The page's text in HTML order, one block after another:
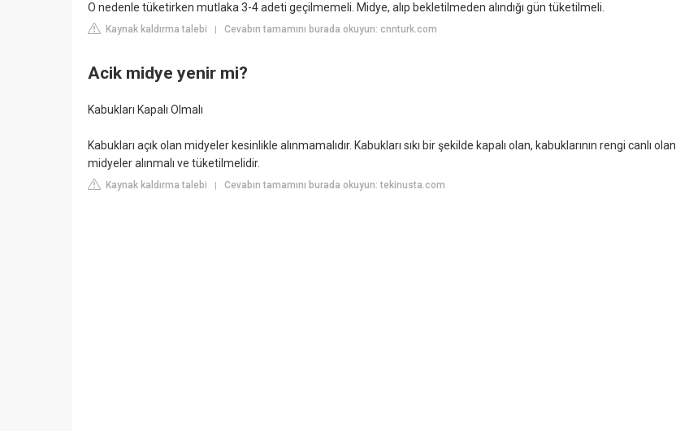
O nedenle tüketirken mutlaka 3-4 adeti geçilmemeli. Midye, alıp bekletilmeden alındığı gün tüketilmeli.
Kaynak kaldırma talebi Cevabın tamamını burada okuyun: cnnturk.com
Acik midye yenir mi?
Kabukları Kapalı Olmalı
Kabukları açık olan midyeler kesinlikle alınmamalıdır. Kabukları sıkı bir şekilde kapalı olan, kabuklarının rengi canlı olan
midyeler alınmalı ve tüketilmelidir.
Kaynak kaldırma talebi Cevabın tamamını burada okuyun: tekinusta.com